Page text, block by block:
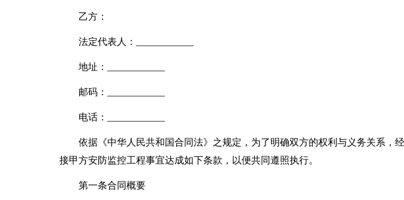
乙方：
法定代表人：____________
地址：____________
邮码：____________
电话：____________
依据《中华人民共和国合同法》之规定，为了明确双方的权利与义务关系，
接甲方安防监控工程事宜达成如下条款，以便共同遵照执行。
第一条合同概要